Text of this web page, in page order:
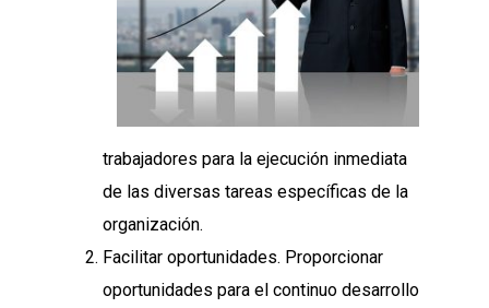
trabajadores para la ejecución inmediata
de las diversas tareas específicas de la
organización.
Facilitar oportunidades. Proporcionar
oportunidades para el continuo desarrollo